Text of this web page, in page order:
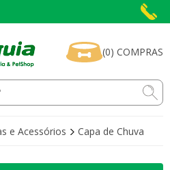
(0) COMPRAS
e Acessórios Capa de Chuva